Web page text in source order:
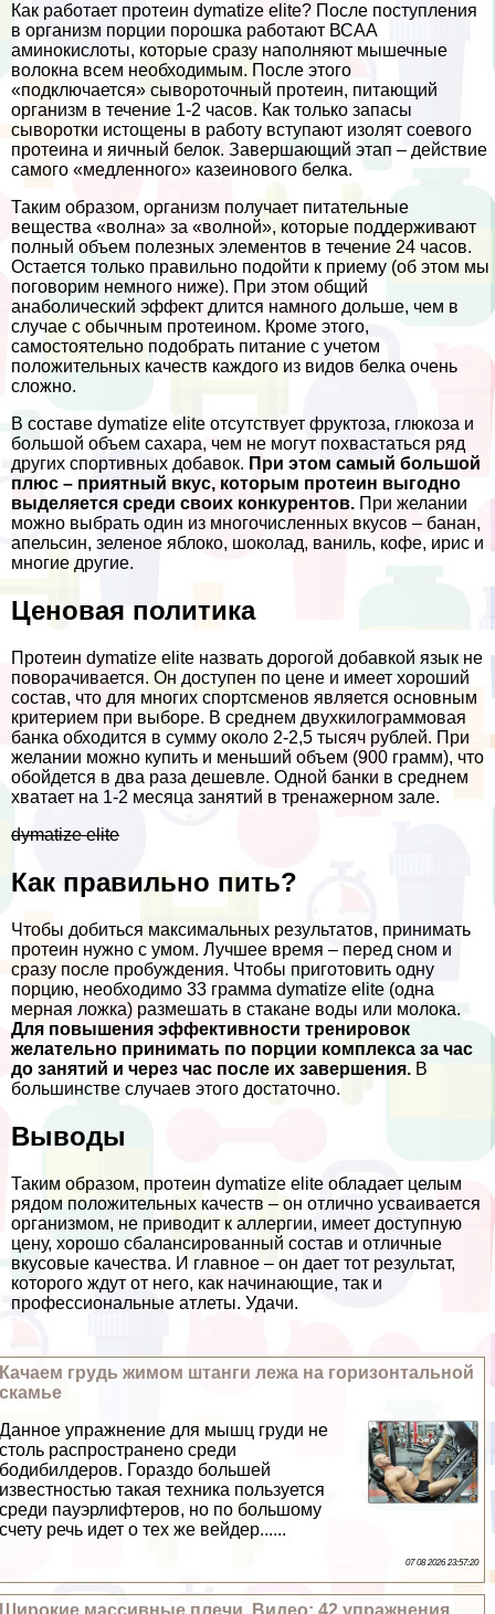
Как работает протеин dymatize elite? После поступления
в организм порции порошка работают ВСАА
аминокислоты, которые сразу наполняют мышечные
волокна всем необходимым. После этого
«подключается» сывороточный протеин, питающий
организм в течение 1-2 часов. Как только запасы
сыворотки истощены в работу вступают изолят соевого
протеина и яичный белок. Завершающий этап – действие
самого «медленного» казеинового белка.
Таким образом, организм получает питательные
вещества «волна» за «волной», которые поддерживают
полный объем полезных элементов в течение 24 часов.
Остается только правильно подойти к приему (об этом мы
поговорим немного ниже). При этом общий
анаболический эффект длится намного дольше, чем в
случае с обычным протеином. Кроме этого,
самостоятельно подобрать питание с учетом
положительных качеств каждого из видов белка очень
сложно.
В составе dymatize elite отсутствует фруктоза, глюкоза и
большой объем сахара, чем не могут похвастаться ряд
других спортивных добавок. При этом самый большой
плюс – приятный вкус, которым протеин выгодно
выделяется среди своих конкурентов. При желании
можно выбрать один из многочисленных вкусов – банан,
апельсин, зеленое яблоко, шоколад, ваниль, кофе, ирис и
многие другие.
Ценовая политика
Протеин dymatize elite назвать дорогой добавкой язык не
поворачивается. Он доступен по цене и имеет хороший
состав, что для многих спортсменов является основным
критерием при выборе. В среднем двухкилограммовая
банка обходится в сумму около 2-2,5 тысяч рублей. При
желании можно купить и меньший объем (900 грамм), что
обойдется в два раза дешевле. Одной банки в среднем
хватает на 1-2 месяца занятий в тренажерном зале.
dymatize elite
Как правильно пить?
Чтобы добиться максимальных результатов, принимать
протеин нужно с умом. Лучшее время – перед сном и
сразу после пробуждения. Чтобы приготовить одну
порцию, необходимо 33 грамма dymatize elite (одна
мерная ложка) размешать в стакане воды или молока.
Для повышения эффективности тренировок
желательно принимать по порции комплекса за час
до занятий и через час после их завершения. В
большинстве случаев этого достаточно.
Выводы
Таким образом, протеин dymatize elite обладает целым
рядом положительных качеств – он отлично усваивается
организмом, не приводит к аллергии, имеет доступную
цену, хорошо сбалансированный состав и отличные
вкусовые качества. И главное – он дает тот результат,
которого ждут от него, как начинающие, так и
профессиональные атлеты. Удачи.
Качаем гpyдь жимом штанги лежа на горизонтальной
скамье
Данное упражнение для мышц гpyди не
столь распространено среди
бодибилдеров. Гораздо большей
известностью такая техника пользуется
среди пауэрлифтеров, но по большому
счету речь идет о тех же вейдер......
07 08 2026 23:57:20
Широкие массивные плечи. Видео: 42 упражнения